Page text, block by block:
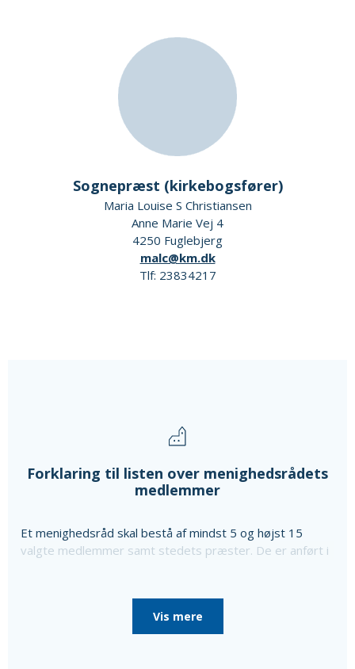
Sognepræst (kirkebogsfører)
Maria Louise S Christiansen
Anne Marie Vej 4
4250 Fuglebjerg
malc@km.dk
Tlf: 23834217
Forklaring til listen over menighedsrådets
medlemmer
Et menighedsråd skal bestå af mindst 5 og højst 15
valgte medlemmer samt stedets præster. De er anført i
menighedsrådet konstituerede sig, til særlige poster
som bl.a. kirkeværge og regnskabsfører.
Disse personer er i så fald nævnt efter de valgte
Vis mere